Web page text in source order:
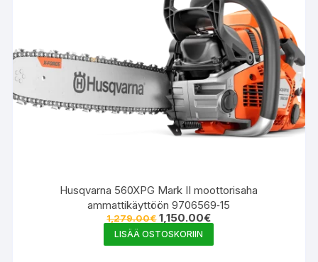
Husqvarna 560XPG Mark II moottorisaha
ammattikäyttöön 9706569‑15
1,279.00€ Alkuperäinen
hinta
oli:
1,279.00€.
1,150.00€Nykyinen
hinta
1,150.00€.
LISÄÄ OSTOSKORIIN